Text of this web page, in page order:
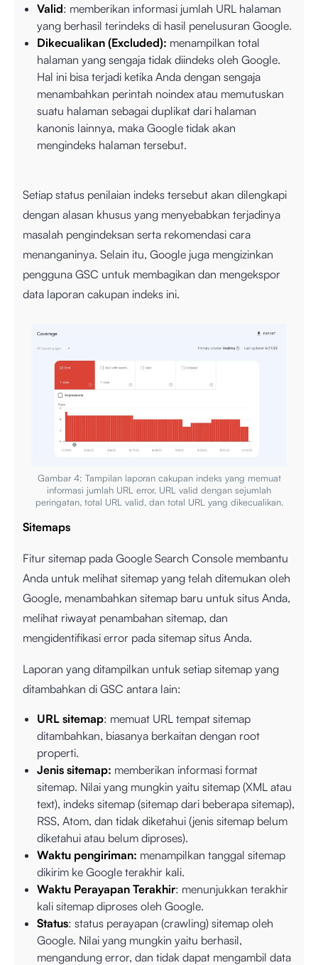
Valid: memberikan informasi jumlah URL halaman
yang berhasil terindeks di hasil penelusuran Google.
Dikecualikan (Excluded): menampilkan total
halaman yang sengaja tidak diindeks oleh Google.
Hal ini bisa terjadi ketika Anda dengan sengaja
menambahkan perintah noindex atau memutuskan
suatu halaman sebagai duplikat dari halaman
kanonis lainnya, maka Google tidak akan
mengindeks halaman tersebut.
Setiap status penilaian indeks tersebut akan dilengkapi
dengan alasan khusus yang menyebabkan terjadinya
masalah pengindeksan serta rekomendasi cara
menanganinya. Selain itu, Google juga mengizinkan
pengguna GSC untuk membagikan dan mengekspor
data laporan cakupan indeks ini.
Gambar 4: Tampilan laporan cakupan indeks yang memuat
informasi jumlah URL error, URL valid dengan sejumlah
peringatan, total URL valid, dan total URL yang dikecualikan.
Sitemaps
Fitur sitemap pada Google Search Console membantu
Anda untuk melihat sitemap yang telah ditemukan oleh
Google, menambahkan sitemap baru untuk situs Anda,
melihat riwayat penambahan sitemap, dan
mengidentifikasi error pada sitemap situs Anda.
Laporan yang ditampilkan untuk setiap sitemap yang
ditambahkan di GSC antara lain:
URL sitemap: memuat URL tempat sitemap
ditambahkan, biasanya berkaitan dengan root
properti.
Jenis sitemap: memberikan informasi format
sitemap. Nilai yang mungkin yaitu sitemap (XML atau
text), indeks sitemap (sitemap dari beberapa sitemap),
RSS, Atom, dan tidak diketahui (jenis sitemap belum
diketahui atau belum diproses).
Waktu pengiriman: menampilkan tanggal sitemap
dikirim ke Google terakhir kali.
Waktu Perayapan Terakhir: menunjukkan terakhir
kali sitemap diproses oleh Google.
Status: status perayapan (crawling) sitemap oleh
Google. Nilai yang mungkin yaitu berhasil,
mengandung error, dan tidak dapat mengambil data